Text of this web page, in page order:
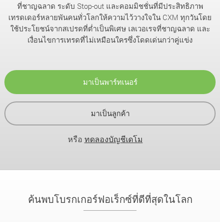
ที่ชาญฉลาด ระดับ Stop-out และคอมมิชชั่นที่มีประสิทธิภาพ
เทรดเดอร์หลายพันคนทั่วโลกให้ความไว้วางใจใน CXM ทุกวันโดย
ใช้ประโยชน์จากสเปรดที่ต่ำเป็นพิเศษ เลเวอเรจที่ชาญฉลาด และ
เงื่อนไขการเทรดที่ไม่เหมือนใครซึ่งโดดเด่นกว่าคู่แข่ง
มาเป็นพาร์ทเนอร์
มาเป็นลูกค้า
หรือ ทดลองบัญชีเดโม
ค้นพบโบรกเกอร์ฟอเร็กซ์ที่ดีที่สุดในโลก